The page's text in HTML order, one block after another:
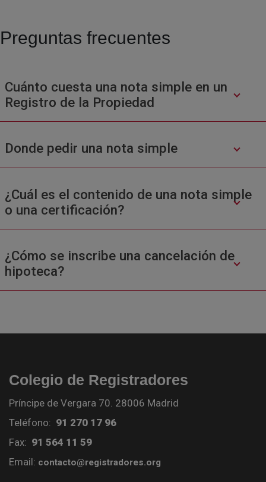
Preguntas frecuentes
Cuánto cuesta una nota simple en un
Registro de la Propiedad
Donde pedir una nota simple
¿Cuál es el contenido de una nota simple
o una certificación?
¿Cómo se inscribe una cancelación de
hipoteca?
Colegio de Registradores
Príncipe de Vergara 70. 28006 Madrid
Teléfono: 91 270 17 96
Fax: 91 564 11 59
Email: contacto@registradores.org